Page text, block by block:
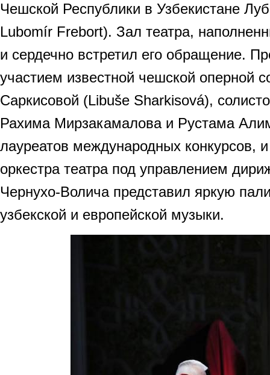
Чешской Республики в Узбекистане
Lubomír Frebort). Зал театра,
и сердечно встретил его обращение.
участием известной чешской оперной
Саркисовой (Libuše Sharkisová),
Рахима Мирзакамалова и Рустама
лауреатов международных конкурсов,
оркестра театра под управлением
Чернухо-Волича представил яркую
узбекской и европейской музыки.